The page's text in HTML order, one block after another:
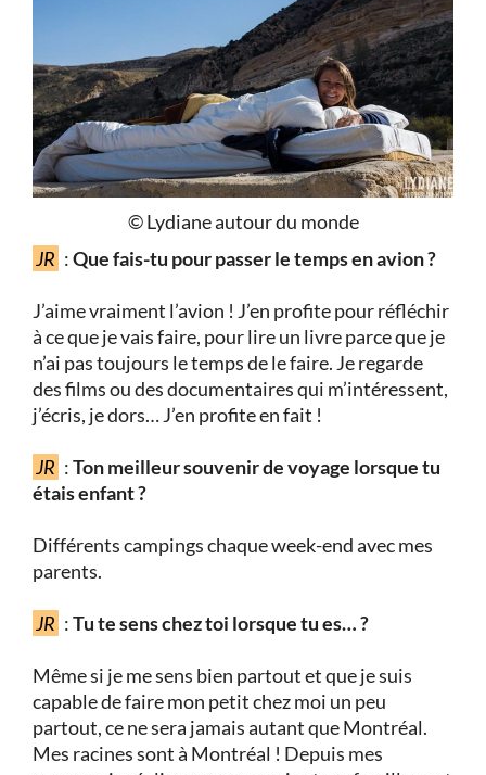
© Lydiane autour du monde
JR :Que fais-tu pour passer le temps en avion ?
J’aime vraiment l’avion ! J’en profite pour réfléchir
à ce que je vais faire, pour lire un livre parce que je
n’ai pas toujours le temps de le faire. Je regarde
des films ou des documentaires qui m’intéressent,
j’écris, je dors… J’en profite en fait !
JR :Ton meilleur souvenir de voyage lorsque tu
étais enfant ?
Différents campings chaque week-end avec mes
parents.
JR :Tu te sens chez toi lorsque tu es… ?
Même si je me sens bien partout et que je suis
capable de faire mon petit chez moi un peu
partout, ce ne sera jamais autant que Montréal.
Mes racines sont à Montréal ! Depuis mes